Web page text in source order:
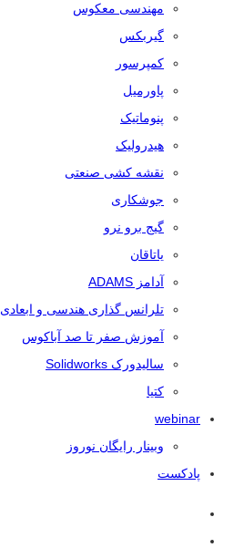
مهندسی معکوس
گیربکس
کمپرسور
پاورمیل
پنوماتیک
هیدرولیک
نقشه کشی صنعتی
جوشکاری
گیج برو نرو
یاتاقان
آدامز ADAMS
تلرانس‌ گذاری هندسی و ابعادی
آموزش صفر تا صد آباکوس
سالیدورک Solidworks
کتیا
webinar
وبینار رایگان نوروز
پادکست